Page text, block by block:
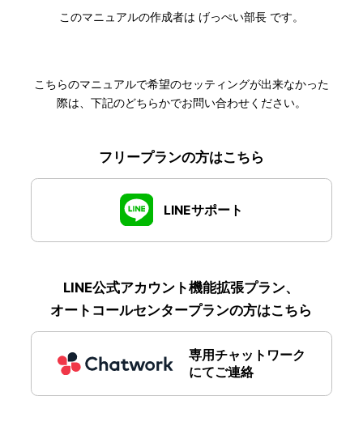
このマニュアルの作成者は げっぺい部長 です。
こちらのマニュアルで希望のセッティングが出来なかった
際は、下記のどちらかでお問い合わせください。
フリープランの方はこちら
LINEサポート
LINE公式アカウント機能拡張プラン、
オートコールセンタープランの方はこちら
専用チャットワーク
にてご連絡